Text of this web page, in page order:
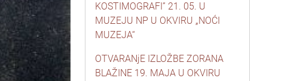
KOSTIMOGRAFI” 21. 05. U
MUZEJU NP U OKVIRU „NOĆI
MUZEJA“
OTVARANjE IZLOŽBE ZORANA
BLAŽINE 19. MAJA U OKVIRU